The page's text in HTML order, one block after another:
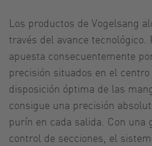
Los productos de Vogelsang
través del avance tecnológico.
apuesta consecuentemente
precisión situados en el
disposición óptima de las
consigue una precisión
purín en cada salida. Con una
control de secciones, el